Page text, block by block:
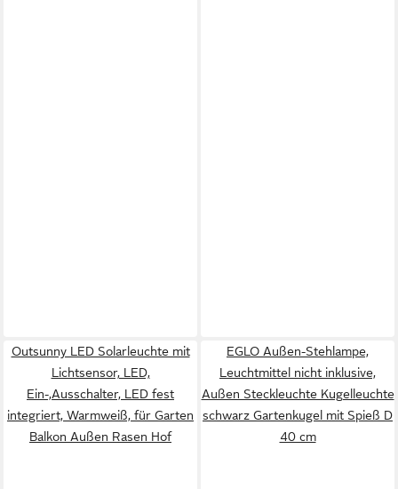
Outsunny LED Solarleuchte mit
Lichtsensor, LED,
Ein-,Ausschalter, LED fest
integriert, Warmweiß, für Garten
Balkon Außen Rasen Hof
EGLO Außen-Stehlampe,
Leuchtmittel nicht inklusive,
Außen Steckleuchte Kugelleuchte
schwarz Gartenkugel mit Spieß D
40 cm